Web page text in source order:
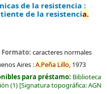
de la resistencia :
de la resistencia.
Formato: caracteres normales
Aires :A.Peña Lillo, 1973
para préstamo: Biblioteca
(1) Signatura topográfica:AGN